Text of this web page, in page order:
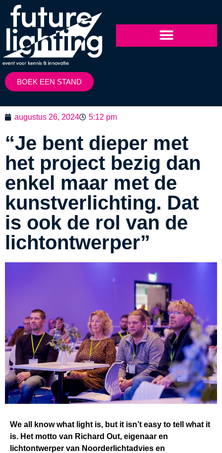
BOEK EEN STAND
augustus 26, 2024 5:12 pm
“Je bent dieper met
het project bezig dan
enkel maar met de
kunstverlichting. Dat
is ook de rol van de
lichtontwerper”
We all know what light is, but it isn’t easy to tell what it
is. Het motto van Richard Out, eigenaar en
lichtontwerper van Noorderlichtadvies en